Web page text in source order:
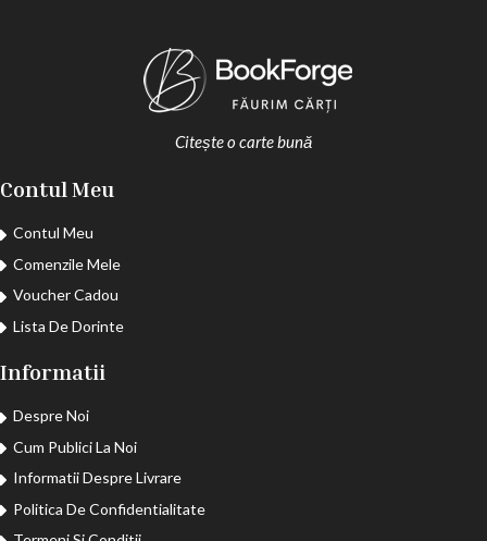
Citește o carte bună
Contul Meu
Contul Meu
Comenzile Mele
Voucher Cadou
Lista De Dorinte
Informatii
Despre Noi
Cum Publici La Noi
Informatii Despre Livrare
Politica De Confidentialitate